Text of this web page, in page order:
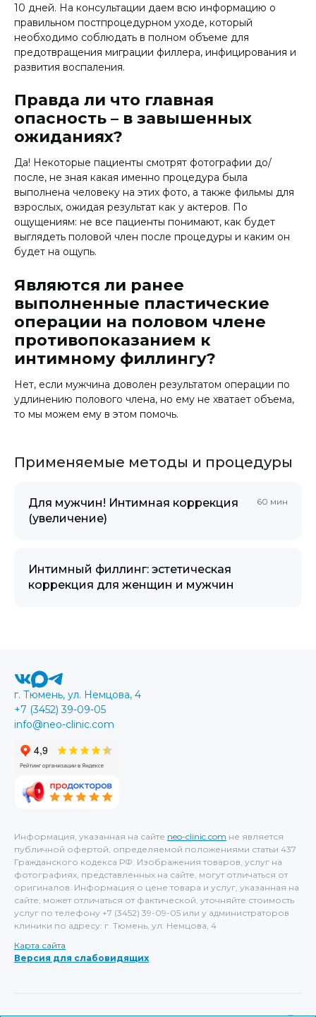
10 дней. На консультации даем всю информацию о
правильном постпроцедурном уходе, который
необходимо соблюдать в полном объеме для
предотвращения миграции филлера, инфицирования и
развития воспаления.
Правда ли что главная
опасность – в завышенных
ожиданиях?
Да! Некоторые пациенты смотрят фотографии до/
после, не зная какая именно процедура была
выполнена человеку на этих фото, а также фильмы для
взрослых, ожидая результат как у актеров. По
ощущениям: не все пациенты понимают, как будет
выглядеть половой член после процедуры и каким он
будет на ощупь.
Являются ли ранее
выполненные пластические
операции на половом члене
противопоказанием к
интимному филлингу?
Нет, если мужчина доволен результатом операции по
удлинению полового члена, но ему не хватает объема,
то мы можем ему в этом помочь.
Применяемые методы и процедуры
Для мужчин! Интимная коррекция
(увеличение)
60 мин
Интимный филлинг: эстетическая
коррекция для женщин и мужчин
Информация, указанная на сайте neo-clinic.com не является
публичной офертой, определяемой положениями статьи 437
Гражданского кодекса РФ. Изображения товаров, услуг на
фотографиях, представленных на сайте, могут отличаться от
оригиналов. Информация о цене товара и услуг, указанная на
сайте, может отличаться от фактической, уточняйте стоимость
услуг по телефону +7 (3452) 39-09-05 или у администраторов
клиники по адресу: г. Тюмень, ул. Немцова, 4
Карта сайта
Версия для слабовидящих
г. Тюмень, ул. Немцова, 4
+7 (3452) 39-09-05
info@neo-clinic.com